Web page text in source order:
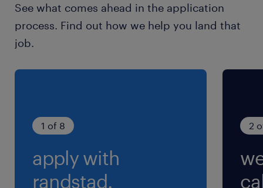
駅
休日休暇
週休2日
就業時間
（1）9:00-18:00（実働8時間00分・休憩60分）
（2）9:00-17:30（実働7時間30分・休憩60分）
See what comes ahead in the application
process. Find out how we help you land that
job.
1 of 8
apply with
randstad.
2